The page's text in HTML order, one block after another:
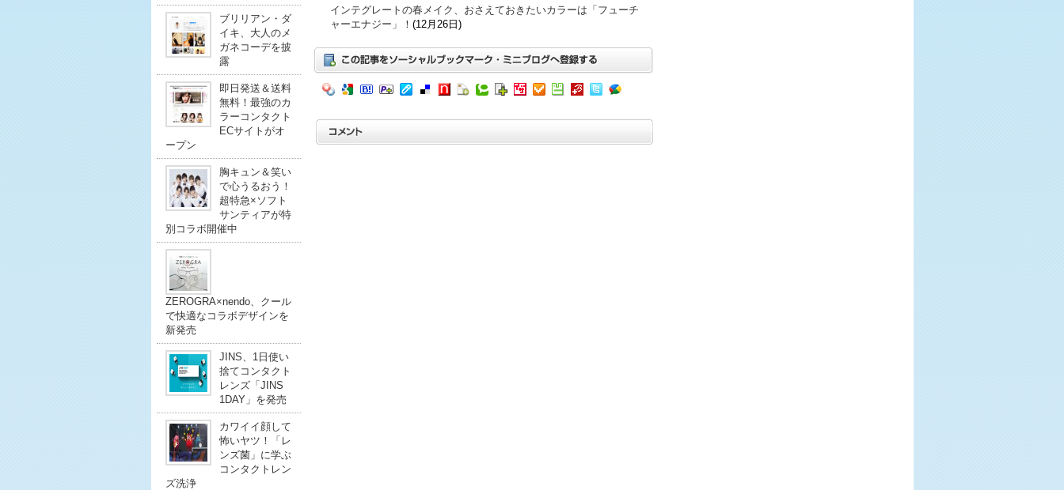
ブリリアン・ダ
イキ、大人のメ
ガネコーデを披
露
即日発送＆送料
無料！最強のカ
ラーコンタクト
ECサイトがオ
ープン
胸キュン＆笑い
で心うるおう！
超特急×ソフト
サンティアが特
別コラボ開催中
ZEROGRA×nendo、クール
で快適なコラボデザインを
新発売
JINS、1日使い
捨てコンタクト
レンズ「JINS
1DAY」を発売
カワイイ顔して
怖いヤツ！「レ
ンズ菌」に学ぶ
コンタクトレン
ズ洗浄
インテグレートの春メイク、おさえておきたいカラーは「フューチ
ャーエナジー」！ (12月26日)